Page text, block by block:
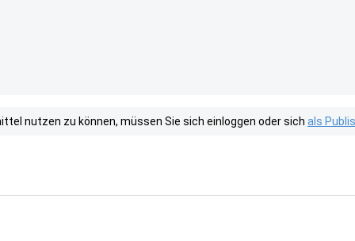
nutzen zu können, müssen Sie sich einloggen oder sich als